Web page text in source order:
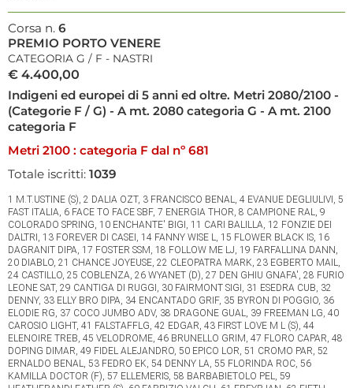
Corsa n. 6
PREMIO PORTO VENERE
CATEGORIA G / F - NASTRI
€ 4.400,00
Indigeni ed europei di 5 anni ed oltre. Metri 2080/2100 -
(Categorie F / G) - A mt. 2080 categoria G - A mt. 2100
categoria F
Metri 2100 : categoria F dal nº 681
Totale iscritti: 1039
1 M.T.USTINE (S), 2 DALIA OZT, 3 FRANCISCO BENAL, 4 EVANUE DEGLIULIVI, 5 FAST ITALIA, 6 FACE TO FACE SBF, 7 ENERGIA THOR, 8 CAMPIONE RAL, 9 COLORADO SPRING, 10 ENCHANTE' BIGI, 11 CARI BALILLA, 12 FONZIE DEI DALTRI, 13 FOREVER DI CASEI, 14 FANNY WISE L, 15 FLOWER BLACK IS, 16 DAGRANIT DIPA, 17 FOSTER SSM, 18 FOLLOW ME LJ, 19 FARFALLINA DANN, 20 DIABLO, 21 CHANCE JOYEUSE, 22 CLEOPATRA MARK, 23 EGBERTO MAIL, 24 CASTILLO, 25 COBLENZA, 26 WYANET (D), 27 DEN GHIU GNAFA', 28 FURIO LEONE SAT, 29 CANTIGA DI RUGGI, 30 FAIRMONT SIGI, 31 ESEDRA CUB, 32 DENNY, 33 ELLY BRO DIPA, 34 ENCANTADO GRIF, 35 BYRON DI POGGIO, 36 ELODIE RG, 37 COCO JUMBO ADV, 38 DRAGONE GUAL, 39 FREEMAN LG, 40 CAROSIO LIGHT, 41 FALSTAFFLG, 42 EDGAR, 43 FIRST LOVE M L (S), 44 ELENOIRE TREB, 45 VELODROME, 46 BRUNELLO GRIM, 47 FLORO CAPAR, 48 DOPING DIMAR, 49 FIDEL ALEJANDRO, 50 EPICO LOR, 51 CROMO PAR, 52 ERNALDO BENAL, 53 FEDRO EK, 54 DENNY LA, 55 FLORINDA ROC, 56 KAMILLA DOCTOR (F), 57 ELLEMERIS, 58 BARBABIETOLO PEL, 59 HEATHERANDLEATHER (S), 60 FABRIZIO VALCH, 61 FREYR IAN, 62 FIFTH AVENUE GRIF, 63 EASY WINNER CANT, 64 ERMES GAR, 65 ITZY BITZY LOVE (DK), 66 ELLINGTON TREB, 67 FLUMEN AS, 68 FRIDA GSO, 69 ERCULESS THOR, 70 DAKOTA DEI RUM, 71 DOTTO DELL'EST, 72 CEDRO BRO, 73 CANTICO, 74 DINAMITE BONEST, 75 DARKO DE GLERIS, 76 URIAN HORSE, 77 FILIPPO WILD, 78 ZARAMAMA (S), 79 EVELROSE ERRE, 80 FURIOSO BAR, 81 FIORE DI LECCE, 82 ELI VL, 83 BOMBER DI NO, 84 CORINNE ZS, 85 EAGLE, 86 FIRE PISTON (S), 87 FRAZIERJOE, 88 DIOMEDE DEL RONCO, 89 BROOKE US, 90 COACH DEGLI DEI, 91 EROS SL, 92 BIGBUSINESS ARC, 93 DREAM ROD D'ALVIO, 94 BBKING DEI VELTRI, 95 GIVE ME FIVE (F), 96 DYNASTY RISHOW, 97 EVERGREEN BI, 98 BEYONCE JET, 99 FIRE BIRD PAR, 100 MAMANEEDSHISMONEY, 101 ELIZABETH REK, 102 ESCLUSIVOGAL, 103 FOX SAN, 104 LADY MILLION (D), 105 DARKCHEEBA, 106 BANGKOK MAIL, 107 CAELI EGRAL, 108 EQUALIZER, 109 DOUBLECASH LAKSMY, 110 ZULU' EGRAL, 111 AMAZING CAF, 112 FORTUN WISE AS, 113 UNIVERSO JET, 114 FORCE MAIL, 115 FIONA SCO, 116 CUADRADO WISE L, 117 ONSLOW NEWPORT (D), 118 EL REMO LIGHT, 119 DIABOLIK DVS, 120 ENTOMO JET, 121 CRISTAL JOYEUSE, 122 ELODIE STECCA, 123 BUTTERFLY HORSE, 124 FORST DEL PRI, 125 EIOLO, 126 DEAR GAL PETIT, 127 DORIA LETIZ, 128 LUTHIER BOKO (NL), 129 DASIO RISAIA TRGF, 130 ERMIONE PEL, 131 FALAK DIPI, 132 DOKI DOKI, 133 ESPRIT RL, 134 CONAN DREI, 135 DEMETRA JVS, 136 VINCENTE ROD, 137 EROS JET, 138 EMERSON, 139 BELLEROFONTE GAR, 140 DUCA LAM, 141 CANNIBAL, 142 DURK JET, 143 FROZEN ALAN, 144 EVOQUE REK, 145 ZAFFIRO TOP, 146 FILTOR, 147 FULMINE MONT, 148 UNCA (SL), 149 ELISEO DVS, 150 TODAY WINNER FONT, 151 UBI MAYOR REGAL, 152 ZEPPELIN MAN, 153 FAVORITA, 154 ASTECCA DIMAR, 155 BLASCO REAL, 156 EUBULEO, 157 GLOBAL DIVIDER (S), 158 FRIDAY, 159 FBI STALLION, 160 ERCOLE KEY, 161 FULMINE SHANS, 162 VIRTUOSO LUIS, 163 DINA VALD, 164 CARACAS LUBI, 165 USTRANAS PIPPO (D), 166 CRAZY GAAGAA RL (D), 167 DIAMOND WISE L, 168 CILIBERTI, 169 FRANKIE MUTTLEY, 170 CERTEZZA GRIM, 171 ELECTRIC DL, 172 FATIMA'S HOPE, 173 DAVIDIA, 174 FULMINE DIBIELLE, 175 DADDY PI, 176 BOATO CLEMAR, 177 FEEL LOVED BASS, 178 FILE DANS LE VENT, 179 EVITA PAN, 180 BRONI DEL SAURO, 181 DONATUSS, 182 DERIEUX, 183 FLEUR CAF, 184 FOLLOW ME BI, 185 FILO SPRITZ, 186 EL DIABLO LL, 187 DAKOTA DEI GREPPI, 188 EDUARDEAU, 189 YOUR HONOUR (S), 190 FOLEY W FIOR, 191 FIDEL RISAIA TRGF, 192 ELISABETTA JET, 193 DOLCE STELLA, 194 CHAPEAU THREE, 195 CASH DEGLI ULIVI, 196 FIRST HOME, 197 EXPLOSIVE GIRL LF, 198 CORCOVADO, 199 EBERARDO DI MIRA, 200 CORSA DEL NORD, 201 FLORA SL, 202 ASTER PRAV, 203 BOREAGAL, 204 COMMANDER CLEMAR, 205 CASANOVA LG, 206 FEBBRAIO, 207 BACCO DEL RONCO, 208 DONADONI EFFE, 209 ENDUMA D'ASTI, 210 DON'T GIVE UP LJ, 211 ELVIS CONTRERAS, 212 CSI LJ, 213 ELTON JET, 214 EASY RIDER BI, 215 FOLLOW THE ROAD, 216 TIME MATTERS (D), 217 ULISSE LEO, 218 BOB DI GAN, 219 FERNANDO D'ASA, 220 FEDERER VALSAN, 221 ARTIGLIO LOR, 222 ELENA, 223 BIPOLARE, 224 MON AMI PESKI (SL), 225 ERAKLION FONT, 226 ZEF, 227 DONALD LP, 228 COSMIC DIMENSION (S), 229 BLACK ROCK GLORY, 230 FDL CIR, 231 ZAFFRON PLAY, 232 CROWN STECCA, 233 END OF WEST, 234 BARNI LENNY, 235 FLASH MARK, 236 GO GO BRODDE (S), 237 DIAMOND MATTO, 238 CRUSOE DEI GREPPI, 239 FARABUTTO STECCA, 240 FALCODORO RL, 241 FILLO LENNY, 242 CARA STELLA, 243 FANNYARDANT TREB, 244 AMORE STECCA, 245 BON JOVI JET, 246 EQUATORE, 247 DELIVERY SE, 248 NEUF DU PAPE (NL), 249 UN SOGNO SARTOR, 250 FANGIO BI, 251 ETTORE DEL SAURO, 252 EDWIN ORS, 253 FLIGHT TIME BI, 254 BRICK DEGLI ULIVI, 255 EMILY GRAD, 256 ELEMIS TAB, 257 ENKEL SPRITZ, 258 ZINGARO DEI RUM, 259 FALCO STELLA, 260 CAIO VETTONIO, 261 CORIOLANO PEL, 262 ERASMO PETRAL, 263 BRIGANTE RISAIA, 264 FANELLO, 265 ZIGFILD WISE L, 266 BOMBARDINO FONT, 267 ELFO LZ, 268 LENNOX (SL), 269 EVENT ROSE, 270 EL EMPERADOR, 271 FELICITY SPAV, 272 DELTAPLANO JET, 273 GHOST GUN (S), 274 UN GRANDE IDO, 275 FANGIO GRIF, 276 VAMOS OP, 277 ELVI QUEEN IZ, 278 DULCE DE LECHE, 279 ETRUSCO CLA, 280 DOCENA, 281 FIRST LADY MEN, 282 CARMEN DEGLIULIVI, 283 AMARCORD MATTO, 284 COWBOY CLEMAR, 285 FIREBLADE, 286 VELEZ D'AGHI, 287 ELENA COL, 288 FOXSTILE ORS, 289 ARIONE DEGLI DEI, 290 FLEUR BI, 291 EVA DEI GREPPI, 292 EPILOGO JET, 293 EDDY NAZIONALE, 294 BOGOTA TOR, 295 FAVARA STAR (D), 296 DANUBIO, 297 DYLAN DOG IZ, 298 FOSFONIO, 299 AZTECO DEI GREPPI, 300 UBERTUS ANS, 301 ANOUK GRAD, 302 ESODO JET, 303 DRAGHETTO OP, 304 FURBETTO JET, 305 CRISALLEN, 306 FALASIA, 307 COMMANDER ERRE, 308 FENALU' ST, 309 FRECCIA PD, 310 CAPITAN HARLOCK, 311 DIOR DEGLI ULIVI, 312 DARLYNE STAF, 313 FUOCO DI MIRA, 314 BENJAMIN BRU, 315 FIACCOLA DIRISAIA, 316 EPCOT BI, 317 FALCORISAIA TRGF, 318 GAMIN DE BERTRANGE (F), 319 DOMINIK AV, 320 FOCUS DEGLIULIVI, 321 DAMASCO EFFESSE, 322 FESTER FONT, 323 EMPIRIO, 324 BIP BIP MTT, 325 EVA BYE BYE, 326 FIFTY NINE CLUB, 327 DENDA BOY, 328 NEXT GOODWIN (NL), 329 ENERGY DEGLIULIVI, 330 CLAUDIO THOR, 331 FISTON N'BIGI, 332 FRANK BIEFFE, 333 FUTURO VIS, 334 FREEDOM CARUSO, 335 DONNA SANCHA, 336 DROP JET, 337 CABALISTA, 338 FREUD, 339 FIGHTER, 340 FLASH BACK PIZZ, 341 ADOLF INDAL, 342 FENDER BLACK (S), 343 ONTARIA (D), 344 EDWIN DI POGGIO, 345 BIANCA DEL SILE, 346 FELSEN FERM, 347 FABER DEL RONCO, 348 FREDMERCURY TREB, 349 FURIOSUS ADRI, 350 FIONA DEL SILE, 351 CASH BACK FONT, 352 FACSIMILE, 353 ETTORE D'ALVIO, 354 BEL GNARO LUCY, 355 ILOUMAX (F), 356 DECON, 357 COSIMOPRIMO CLA, 358 ELETTRICA AV, 359 CRISTOFARO SAN, 360 CESARE DEI VELTRI, 361 CANDELARIO, 362 ELTON, 363 FEVER DA, 364 FLAVIO, 365 BAMAKO DEI GREPPI, 366 BARRACUDA GAR, 367 DON TONI JET, 368 BOLT PRAV, 369 DREAM OF OWEN, 370 ELISABETTA GRIF, 371 AQUILADELLANOTTE, 372 ERCOLE PETRAL, 373 FRANCHINA BALDO, 374 EGOISTE, 375 EMILY MUTTLEY, 376 FLAIR DI POGGIO, 377 FORMIDABLE, 378 COPEN CHUCK SM, 379 FULLTIME SAGE, 380 DAMOCLE DEGLI DEI, 381 DOROTHY MOON, 382 DANDY MAIL, 383 BIDEALE PAR, 384 ERASMO NAP SM, 385 ZERO GRAVITY, 386 FAIRPLAY FOX, 387 ETABETA SPRITZ, 388 FREELOADER CIS, 389 FATIMA DOCTOR, 390 DRUSO NERONE GPD, 391 FREDMAR, 392 FORREST GUMP, 393 ECO GUAL, 394 MADE FOR METALIMO (S), 395 ENRICORISAIA TRGF, 396 COMPANY SM, 397 DAMA BIANCA PAR, 398 DEVAGAR DL, 399 ERGOR DEL SILE, 400 DARKANGEL FI, 401 GREAT DARKNESS FIRE (D), 402 FARMA WISE L, 403 DISCOVERY AS, 404 AMULETO LUIS, 405 FAST EQUOS JET, 406 FEDE P MAIL, 407 FOREVER ORS, 408 MARSELAN B TOMAZIC (SL), 409 ENTRAPMENT COL, 410 DIONISIO MARK, 411 ELETTA PAX, 412 LANZELOT (D), 413 DERBY MAIL, 414 NIKITA (SL), 415 FOR LOVE YOU, 416 DUCA AS, 417 FLAMINIA GRIF, 418 VALENTINIANO, 419 FEDORA SM, 420 FARDINAND, 421 AZZURRA TAB, 422 ULTRABLUE (D), 423 FREE REIN TFT, 424 DESSIE DEI GREPPI, 425 FEELING DI CASEI, 426 DESERT PAX, 427 FIGHT STECCA, 428 FLIPPER BI, 429 FRIULANO JET, 430 BOATO TOR, 431 FLINKA RG, 432 FRANKESTEIN MATTO, 433 ENOLA GAY TREB, 434 FABIANA STECCA, 435 CHRIS DEL RONCO, 436 BORG GRIF, 437 FOREVER FLY, 438 FOLLETTA JET, 439 BILU' LEO, 440 HANKE PALACE GREEN (DK), 441 FIERO, 442 FURIOUS WIN LEONE, 443 FIORE CLA, 444 ZALABAR MEN, 445 ERIK GROUP, 446 DONNASUMMER TREB, 447 CALVADOS GRIF, 448 COMMANDER CAF, 449 BARBAROSSA GRIF, 450 ENDA BABA, 451 IVOIRE D'ECHAL (F), 452 CORSARO BLACK, 453 FAMILY OZT, 454 COSKI VE, 455 HUBERUS (F), 456 FEELING RISHOW, 457 COVER WISE AS, 458 BATMAN GRIF, 459 FISTIL MD, 460 ELODOGAB AG, 461 EL DIABLO, 462 FENOMEN SA, 463 FAYRUZ MIL, 464 MATRIX VENUS (AU), 465 FEDE ITALIA, 466 CROUPIER, 467 FUTURAMA, 468 ECTOR ZL, 469 FOREVERSAMABLACK, 470 TYRION (S), 471 FASTDAY PRAV, 472 CAMELIA JET, 473 FEYSTON DIPA, 474 ELITE GSO, 475 EKTOR JADE, 476 FELIX SBI, 477 EURIDICE, 478 FOREVER GIAL, 479 DANILO AG, 480 VICTORY NORD FRO, 481 ELEGANCE BI, 482 DRIBBLING OP, 483 EXCALIBUR PLAY, 484 CAMILLO GEC, 485 BENUR RISAIA TRGF, 486 FAYMONVILLE ST, 487 DOMINATOR BAR, 488 BRUCALIFFO LZ, 489 FLAMINGO RAL, 490 BANCA ITALIA SAN, 491 FORGIA DEI VENTI, 492 VOLTO DEL NORD, 493 FATIMA D'AGHI, 494 FOVERMARY, 495 ERICE MAIL, 496 CAREZZA BELLA, 497 EARLYNIGHT MO, 498 DAISY GRIF, 499 DOBAR D'AGHI, 500 CODYGAL, 501 ELENOIRE RAB, 502 DIVA MAIL, 503 FESTA PETRAL, 504 CAIRON VINC, 505 EOLO OP, 506 EDITH DU KRAS, 507 ERTISTONE JET, 508 FERRAGNI DVS, 509 TIMOTEJS MONA (S), 510 CAOS LL, 511 VAI MO' BLESSED, 512 ESPIRITO LIBRE, 513 EROS OP, 514 FLY DEI GREPPI, 515 FENECH DEI VELTRI, 516 DINA DEL BRENTA, 517 DELFO DA, 518 FOLGORE FI, 519 FAIRY TALE TC, 520 FALCO NP, 521 FATIMA DELLE LAME, 522 FURIA LIGHT, 523 VERDONE JET, 524 DIABLO DI VENERE, 525 ETON DI POGGIO, 526 EGON FERM, 527 EPISODIO JET, 528 FAUNO SPRITZ, 529 ZODECAR VERYNICE, 530 GLOBAL FAIR PLAY (S), 531 FOREST PRED, 532 FITZGERALD EFFE, 533 BRANDO, 534 NENA GREENWOOD (D), 535 FRANCESCO JET, 536 FLO' CIR, 537 FIRST S (SL), 538 CHAMPION DA, 539 EVERGREEN PAR, 540 IN DRIVE WITH YOU (F), 541 FABRES DEI GREPPI, 542 FALCONE, 543 DUSTIN JET, 544 FUTURO DEL NORD, 545 CORTONE LADY, 546 ZEUS EK, 547 FUNNY GUY TC, 548 FAKIR ZACK, 549 FOOTLOOSE GRIF, 550 EXOTIC FEBI, 551 FEMME FATALE SI, 552 EVIDENCE FERM, 553 FLY LIPPI D'ALVIO, 554 LAMBO FORTUNA (D), 555 FIODOR DEL